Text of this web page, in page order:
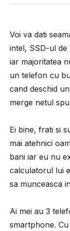
Voi va dati
intel, SSD-ul
iar majoritatea
un telefon cu
cand deschid
merge netul
Ei bine, frati si
mai atehnici
bani iar eu nu
calculatorul lui
sa munceasca
Ai mei au 3
smartphone.